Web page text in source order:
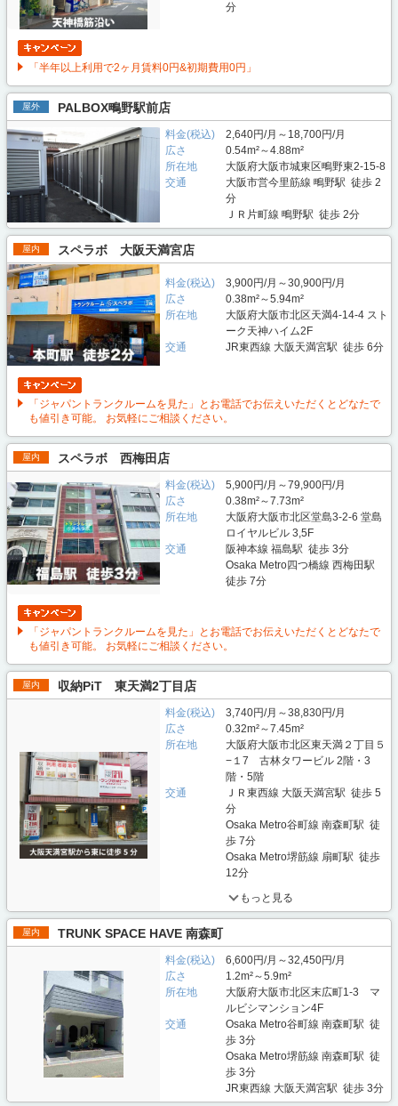
分
「半年以上利用で2ヶ月賃料0円&初期費用0円」
屋外 PALBOX鴫野駅前店
料金(税込)
2,640円/月～18,700円/月
広さ
0.54m²～4.88m²
所在地
大阪府大阪市城東区鴫野東2-15-8
交通
大阪市営今里筋線 鴫野駅 徒歩 2
分
ＪＲ片町線 鴫野駅 徒歩 2分
屋内 スペラボ 大阪天満宮店
料金(税込)
3,900円/月～30,900円/月
広さ
0.38m²～5.94m²
所在地
大阪府大阪市北区天満4-14-4 スト
ーク天神ハイム2F
交通
JR東西線 大阪天満宮駅 徒歩 6分
「ジャパントランクルームを見た」とお電話でお伝えいただくとどなたで
も値引き可能。 お気軽にご相談ください。
屋内 スペラボ 西梅田店
料金(税込)
5,900円/月～79,900円/月
広さ
0.38m²～7.73m²
所在地
大阪府大阪市北区堂島3-2-6 堂島
ロイヤルビル 3,5F
交通
阪神本線 福島駅 徒歩 3分
Osaka Metro四つ橋線 西梅田駅
徒歩 7分
「ジャパントランクルームを見た」とお電話でお伝えいただくとどなたで
も値引き可能。 お気軽にご相談ください。
屋内 収納PiT 東天満2丁目店
料金(税込)
3,740円/月～38,830円/月
広さ
0.32m²～7.45m²
所在地
大阪府大阪市北区東天満２丁目５
−１7 古林タワービル 2階・3
階・5階
交通
ＪＲ東西線 大阪天満宮駅 徒歩 5
分
Osaka Metro谷町線 南森町駅 徒
歩 7分
Osaka Metro堺筋線 扇町駅 徒歩
12分
もっと見る
屋内 TRUNK SPACE HAVE 南森町
料金(税込)
6,600円/月～32,450円/月
広さ
1.2m²～5.9m²
所在地
大阪府大阪市北区末広町1-3 マ
ルビシマンション4F
交通
Osaka Metro谷町線 南森町駅 徒
歩 3分
Osaka Metro堺筋線 南森町駅 徒
歩 3分
JR東西線 大阪天満宮駅 徒歩 3分